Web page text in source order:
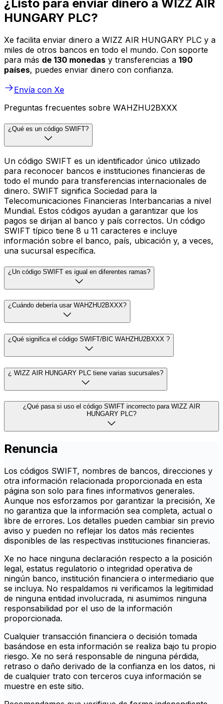
¿Listo para enviar dinero a WIZZ AIR
HUNGARY PLC?
Xe facilita enviar dinero a WIZZ AIR HUNGARY PLC y a
miles de otros bancos en todo el mundo. Con soporte
para más de 130 monedas y transferencias a 190
países, puedes enviar dinero con confianza.
Envía con Xe
Preguntas frecuentes sobre WAHZHU2BXXX
¿Qué es un código SWIFT?
Un código SWIFT es un identificador único utilizado
para reconocer bancos e instituciones financieras de
todo el mundo para transferencias internacionales de
dinero. SWIFT significa Sociedad para la
Telecomunicaciones Financieras Interbancarias a nivel
Mundial. Estos códigos ayudan a garantizar que los
pagos se dirijan al banco y país correctos. Un código
SWIFT típico tiene 8 u 11 caracteres e incluye
información sobre el banco, país, ubicación y, a veces,
una sucursal específica.
¿Un código SWIFT es igual en diferentes ramas?
¿Cuándo debería usar WAHZHU2BXXX?
¿Qué significa el código SWIFT/BIC WAHZHU2BXXX ?
¿ WIZZ AIR HUNGARY PLC tiene varias sucursales?
¿Qué pasa si uso el código SWIFT incorrecto para WIZZ AIR
HUNGARY PLC?
Renuncia
Los códigos SWIFT, nombres de bancos, direcciones y
otra información relacionada proporcionada en esta
página son solo para fines informativos generales.
Aunque nos esforzamos por garantizar la precisión, Xe
no garantiza que la información sea completa, actual o
libre de errores. Los detalles pueden cambiar sin previo
aviso y pueden no reflejar los datos más recientes
disponibles de las respectivas instituciones financieras.
Xe no hace ninguna declaración respecto a la posición
legal, estatus regulatorio o integridad operativa de
ningún banco, institución financiera o intermediario que
se incluya. No respaldamos ni verificamos la legitimidad
de ninguna entidad involucrada, ni asumimos ninguna
responsabilidad por el uso de la información
proporcionada.
Cualquier transacción financiera o decisión tomada
basándose en esta información se realiza bajo tu propio
riesgo. Xe no será responsable de ninguna pérdida,
retraso o daño derivado de la confianza en los datos, ni
de cualquier trato con terceros cuya información se
muestre en este sitio.